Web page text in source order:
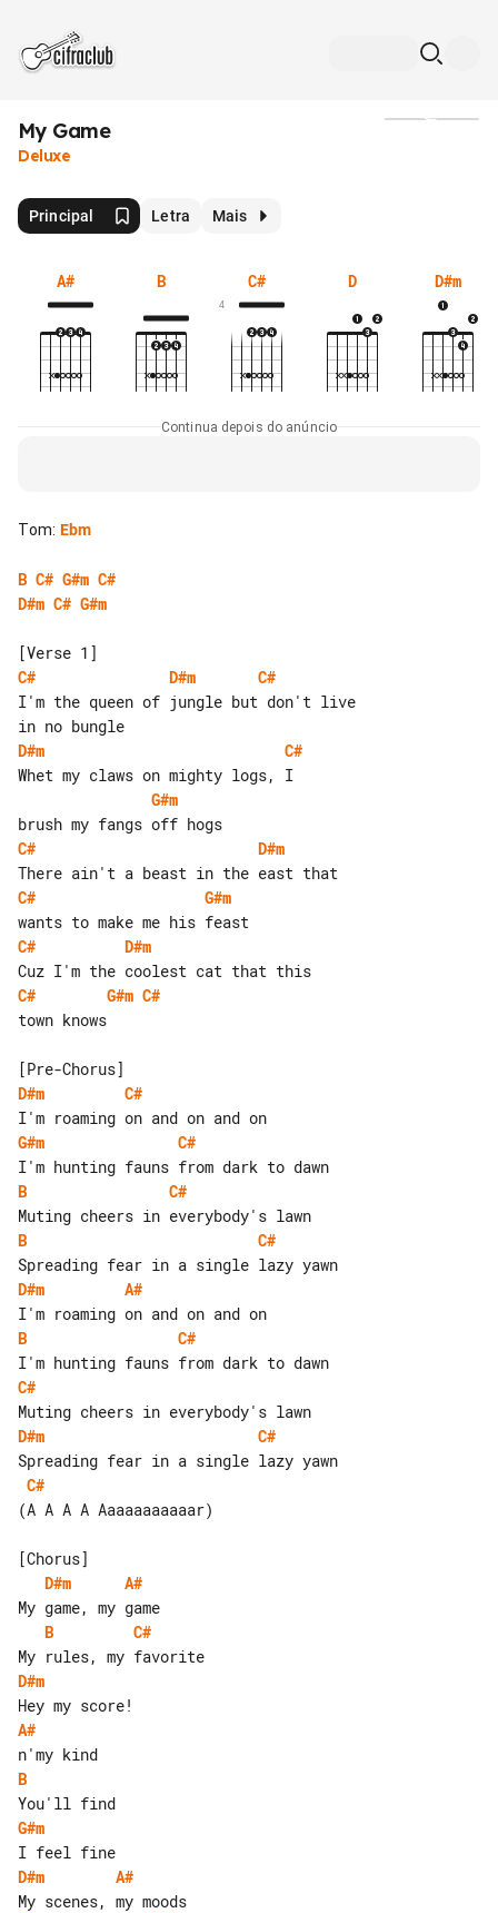
My Game
Deluxe
Principal Letra Mais
A# B C#
4
D D#m
Continua depois do anúncio
Tom: Ebm
B C# G#m C#
D#m C# G#m
C#
D#m
C#
I'm the queen of jungle but don't live
D#m
C#
G#m
C#
D#m
C#
G#m
C#
D#m
C#
G#m C#
town knows
D#m
C#
G#m
C#
B
C#
B
C#
D#m
A#
B
C#
C#
D#m
C#
C#
(A A A A Aaaaaaaaaaar)
D#m
A#
B
C#
D#m
A#
B
G#m
D#m
A#